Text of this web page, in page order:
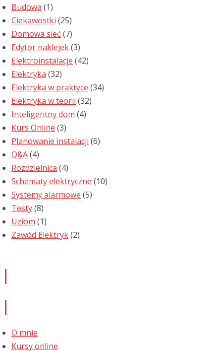
Budowa (1)
Ciekawostki (25)
Domowa sieć (7)
Edytor naklejek(3)
Elektroinstalacje (42)
Elektryka (32)
Elektryka w praktyce (34)
Elektryka w teorii (32)
Inteligentny dom (4)
Kurs Online (3)
Planowanie instalacji (6)
Q&A(4)
Rozdzielnica (4)
Schematy elektryczne (10)
Systemy alarmowe (5)
Testy(8)
Uziom (1)
Zawód Elektryk(2)
O mnie
Kursy online